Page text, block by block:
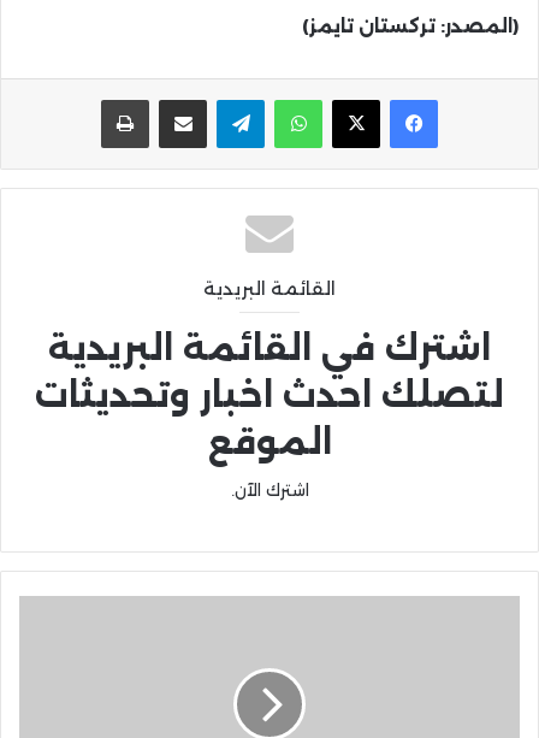
(المصدر: تركستان تايمز)
واتساب تيلقرام مشاركة عبر البريد
القائمة البريدية
اشترك في القائمة البريدية
لتصلك احدث اخبار وتحديثات
الموقع
اشترك الآن.